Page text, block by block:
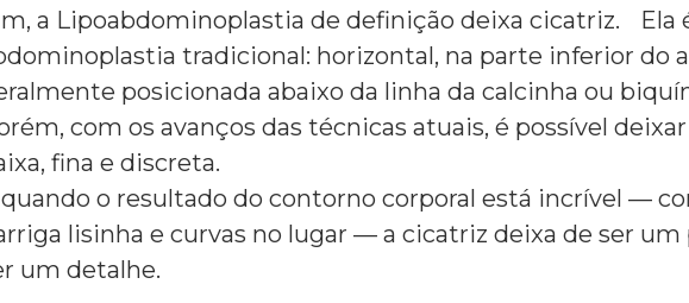
a Lipoabdominoplastia de definição deixa cicatriz. Ela
tradicional: horizontal, na parte inferior do
posicionada abaixo da linha da calcinha ou
com os avanços das técnicas atuais, é possível
fina e discreta.
quando o resultado do contorno corporal está incrível —
lisinha e curvas no lugar — a cicatriz deixa de ser um
um detalhe.